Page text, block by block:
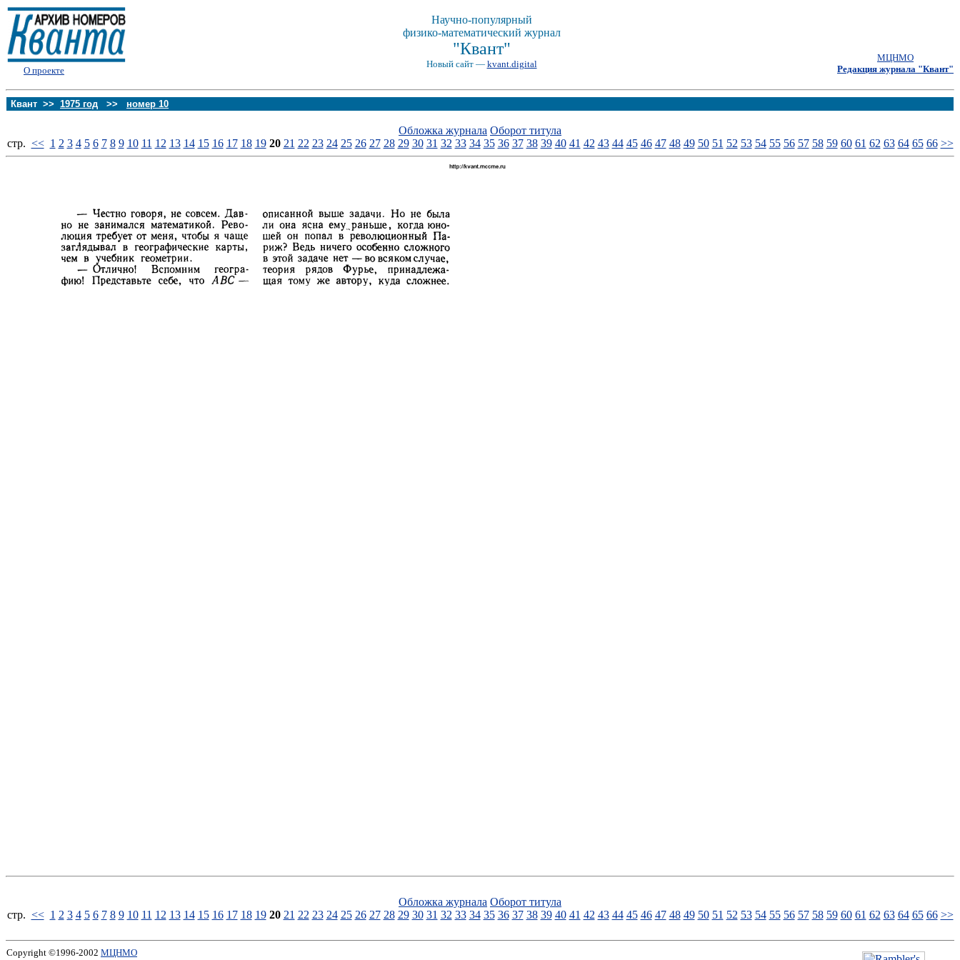
О проекте
Научно-популярный
физико-математический журнал
"Квант"
Новый сайт — kvant.digital
МЦНМО
Редакция журнала "Квант"
Квант >> 1975 год >> номер 10
Обложка журнала Оборот титула
стp. << 1 2 3 4 5 6 7 8 9 10 11 12 13 14 15 16 17 18 19 20 21 22 23 24 25 26 27 28 29 30 31 32 33 34 35 36 37 38 39 40 41 42 43 44 45 46 47 48 49 50 51 52 53 54 55 56 57 58 59 60 61 62 63 64 65 66 >>
Обложка журнала Оборот титула
стp. << 1 2 3 4 5 6 7 8 9 10 11 12 13 14 15 16 17 18 19 20 21 22 23 24 25 26 27 28 29 30 31 32 33 34 35 36 37 38 39 40 41 42 43 44 45 46 47 48 49 50 51 52 53 54 55 56 57 58 59 60 61 62 63 64 65 66 >>
Copyright ©1996-2002 МЦНМО